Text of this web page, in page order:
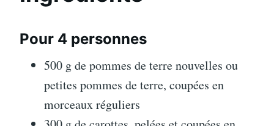
Pour 4 personnes
500 g de pommes de terre nouvelles ou
petites pommes de terre, coupées en
morceaux réguliers